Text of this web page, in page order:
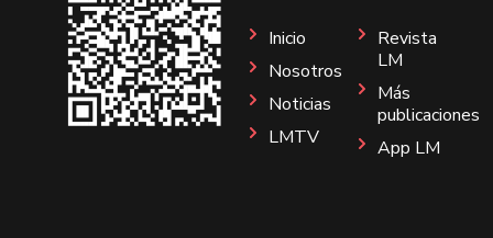
Inicio
Nosotros
Noticias
LMTV
Revista
LM
Más
publicaciones
App LM